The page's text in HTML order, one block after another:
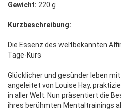
Gewicht: 220 g
Kurzbeschreibung:
Die Essenz des weltbekannten
Tage-Kurs
Glücklicher und gesünder leben
angeleitet von Louise Hay,
in aller Welt. Nun präsentiert die
ihres berühmten Mentaltrainings